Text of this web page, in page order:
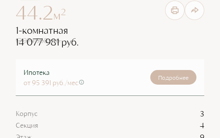
44.2м2
1-комнатная
17 074 568 руб.
14 077 981 руб.
Ипотека
от 95 391 руб./мес
Подробнее
Корпус 3
Секция 4